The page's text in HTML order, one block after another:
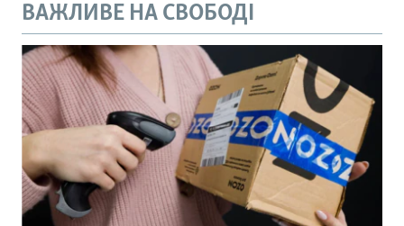
ВАЖЛИВЕ НА СВОБОДІ